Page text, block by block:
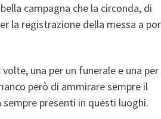
campagna che la circonda, di
la registrazione della messa a
una per un funerale e una per
però di ammirare sempre il
presenti in questi luoghi.